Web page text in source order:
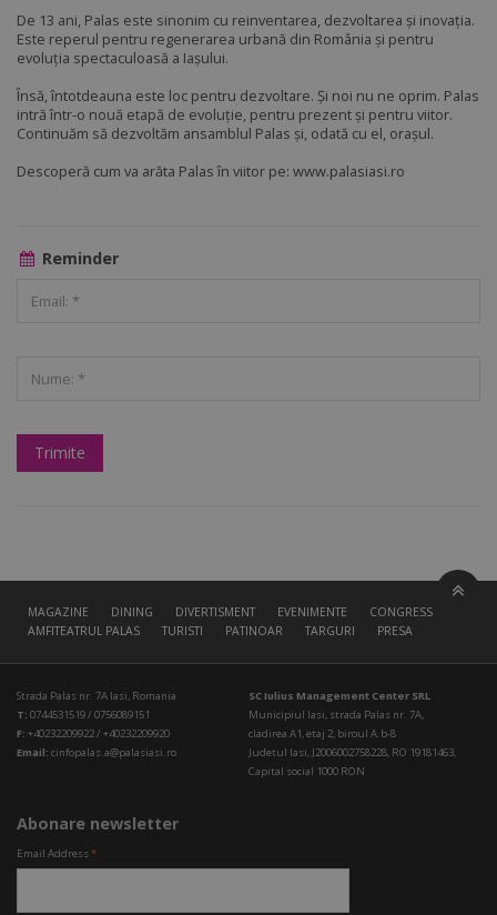
De 13 ani, Palas este sinonim cu reinventarea, dezvoltarea și inovația.
Este reperul pentru regenerarea urbană din România și pentru
evoluția spectaculoasă a Iașului.
Însă, întotdeauna este loc pentru dezvoltare. Și noi nu ne oprim. Palas
intră într-o nouă etapă de evoluție, pentru prezent și pentru viitor.
Continuăm să dezvoltăm ansamblul Palas și, odată cu el, orașul.
Descoperă cum va arăta Palas în viitor pe: www.palasiasi.ro
Reminder
MAGAZINE DINING DIVERTISMENT EVENIMENTE
CONGRESS HALL
AMFITEATRUL PALAS
TURISTI PATINOAR TARGURI PRESA
Strada Palas nr. 7A Iasi, Romania
T: 0744531519 / 0756089151
F: +40232209922 / +40232209920
Email: cinfopalas.a@palasiasi.ro
SC Iulius Management Center SRL
Municipiul Iasi, strada Palas nr. 7A,
cladirea A1, etaj 2, biroul A.b-8
Judetul Iasi, J2006002758228, RO 19181463,
Capital social 1000 RON
Abonare newsletter
Email Address*